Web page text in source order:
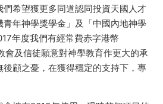
希望獲更多同道認同投資天國人才
年神學獎學金」及「中國內地神學
年度我們有經常費赤字港幣
會及信徒願意對神學教育作更大的承
顧之憂，在獲得穩定的支持下，專